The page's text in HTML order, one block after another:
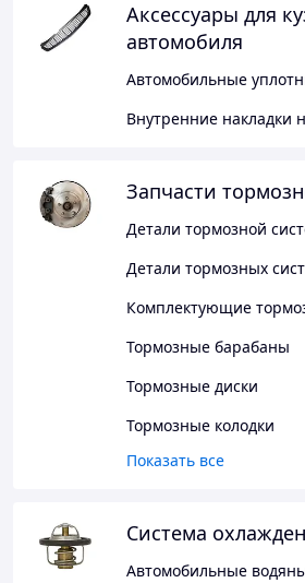
Аксессуары для
автомобиля
Автомобильные
Внутренние накладки
Запчасти
Детали тормозной
Детали тормозных
Комплектующие
Тормозные барабаны
Тормозные диски
Тормозные колодки
Показать все
Система
Автомобильные